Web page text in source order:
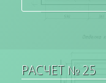
РАСЧЕТ № 25